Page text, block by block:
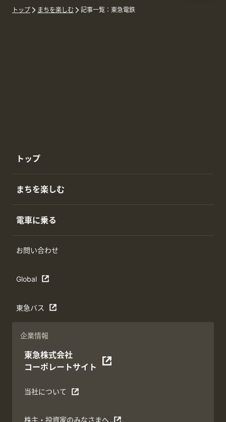
トップ まちを楽しむ 記事一覧：東急電鉄
トップ
まちを楽しむ
電車に乗る
お問い合わせ
Global
東急バス
企業情報
東急株式会社
コーポレートサイト
当社について
株主・投資家のみなさまへ